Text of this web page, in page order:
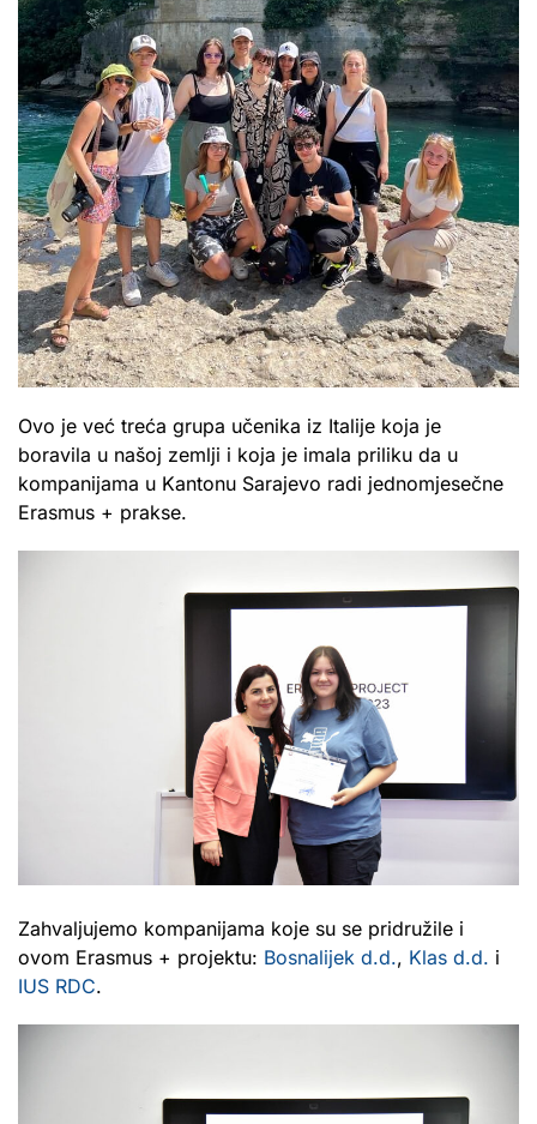
Ovo je već treća grupa učenika iz Italije koja je
boravila u našoj zemlji i koja je imala priliku da u
kompanijama u Kantonu Sarajevo radi jednomjesečne
Erasmus + prakse.
Zahvaljujemo kompanijama koje su se pridružile i
ovom Erasmus + projektu: Bosnalijek d.d., Klas d.d. i
IUS RDC.